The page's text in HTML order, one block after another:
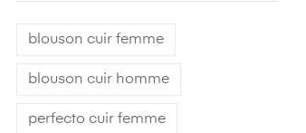
blouson cuir femme
blouson cuir homme
perfecto cuir femme